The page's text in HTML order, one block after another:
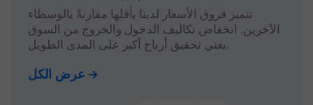
تتميز فروق الأسعار لدينا بأقلها مقارنةً بالوسطاء
الآخرين. انخفاض تكاليف الدخول والخروج من السوق
يعني تحقيق أرباح أكبر على المدى الطويل.
عرض الكل